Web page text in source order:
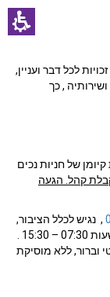
לכל דבר ועניין,
, כך
של חניות נכים
קהל. הגעה
, נגיש לכלל הציבור,
.
וברור, ללא מוסיקת